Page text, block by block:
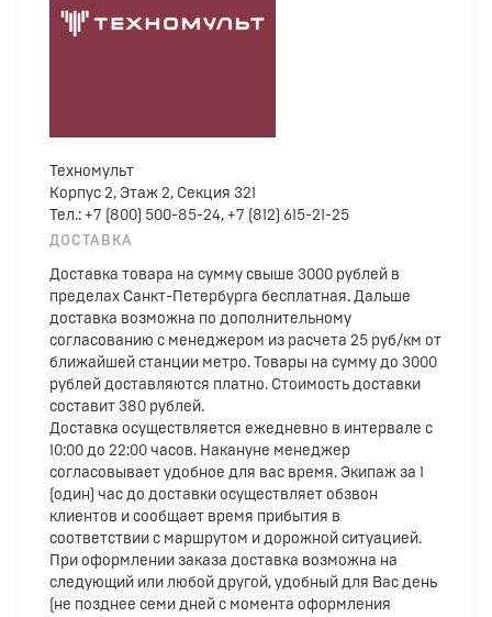
Техномульт
Корпус 2, Этаж 2, Секция 321
Тел.: +7 (800) 500-85-24, +7 (812) 615-21-25
ДОСТАВКА
Доставка товара на сумму свыше 3000 рублей в
пределах Санкт-Петербурга бесплатная. Дальше
доставка возможна по дополнительному
согласованию с менеджером из расчета 25 руб/км от
ближайшей станции метро. Товары на сумму до 3000
рублей доставляются платно. Стоимость доставки
составит 380 рублей.
Доставка осуществляется ежедневно в интервале с
10:00 до 22:00 часов. Накануне менеджер
согласовывает удобное для вас время. Экипаж за 1
(один) час до доставки осуществляет обзвон
клиентов и сообщает время прибытия в
соответствии с маршрутом и дорожной ситуацией.
При оформлении заказа доставка возможна на
следующий или любой другой, удобный для Вас день
(не позднее семи дней с момента оформления